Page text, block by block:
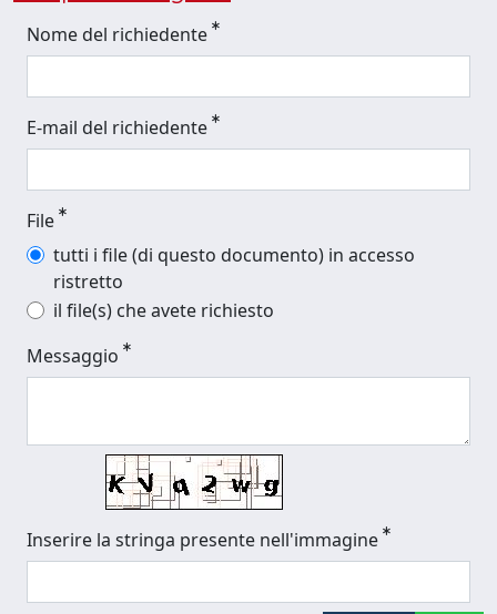
Nome del richiedente
E-mail del richiedente
File
tutti i file (di questo documento) in accesso
ristretto
il file(s) che avete richiesto
Messaggio
Inserire la stringa presente nell'immagine